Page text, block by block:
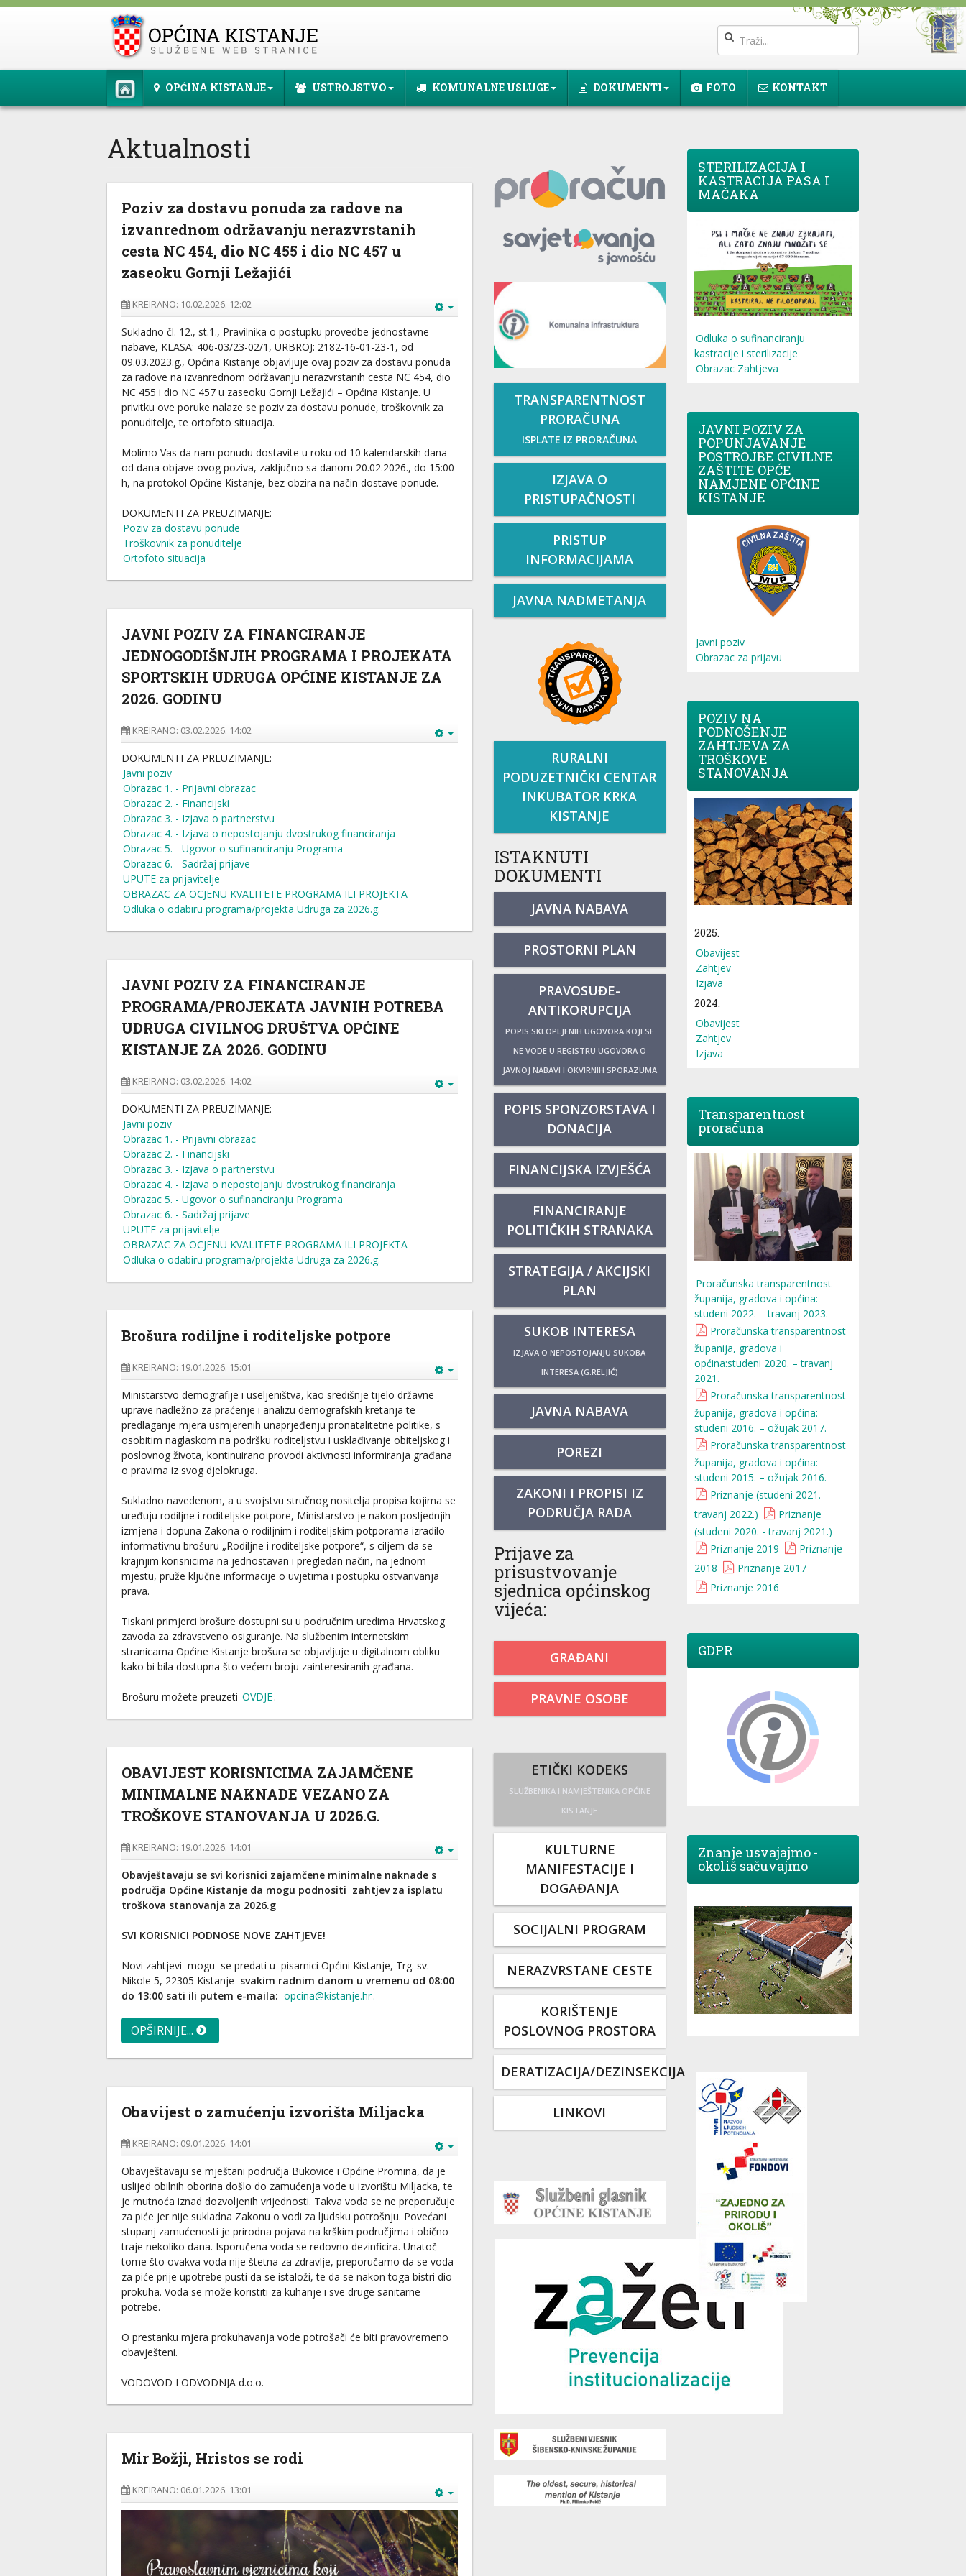
OPĆINA KISTANJE USTROJSTVO KOMUNALNE USLUGE DOKUMENTI FOTO KONTAKT
Aktualnosti
Poziv za dostavu ponuda za radove na
izvanrednom održavanju nerazvrstanih
cesta NC 454, dio NC 455 i dio NC 457 u
zaseoku Gornji Ležajići
KREIRANO: 10.02.2026. 12:02
Sukladno čl. 12., st.1., Pravilnika o postupku provedbe jednostavne
nabave, KLASA: 406-03/23-02/1, URBROJ: 2182-16-01-23-1, od
09.03.2023.g., Općina Kistanje objavljuje ovaj poziv za dostavu ponuda
za radove na izvanrednom održavanju nerazvrstanih cesta NC 454, dio
NC 455 i dio NC 457 u zaseoku Gornji Ležajići – Općina Kistanje. U
privitku ove poruke nalaze se poziv za dostavu ponude, troškovnik za
ponuditelje, te ortofoto situacija.
Molimo Vas da nam ponudu dostavite u roku od 10 kalendarskih dana
od dana objave ovog poziva, zaključno sa danom 20.02.2026., do 15:00
h, na protokol Općine Kistanje, bez obzira na način dostave ponude.
DOKUMENTI ZA PREUZIMANJE:
Poziv za dostavu ponude
Troškovnik za ponuditelje
Ortofoto situacija
JAVNI POZIV ZA FINANCIRANJE
JEDNOGODIŠNJIH PROGRAMA I PROJEKATA
SPORTSKIH UDRUGA OPĆINE KISTANJE ZA
2026. GODINU
KREIRANO: 03.02.2026. 14:02
DOKUMENTI ZA PREUZIMANJE:
Javni poziv
Obrazac 1. - Prijavni obrazac
Obrazac 2. - Financijski
Obrazac 3. - Izjava o partnerstvu
Obrazac 4. - Izjava o nepostojanju dvostrukog financiranja
Obrazac 5. - Ugovor o sufinanciranju Programa
Obrazac 6. - Sadržaj prijave
UPUTE za prijavitelje
OBRAZAC ZA OCJENU KVALITETE PROGRAMA ILI PROJEKTA
Odluka o odabiru programa/projekta Udruga za 2026.g.
JAVNI POZIV ZA FINANCIRANJE
PROGRAMA/PROJEKATA JAVNIH POTREBA
UDRUGA CIVILNOG DRUŠTVA OPĆINE
KISTANJE ZA 2026. GODINU
KREIRANO: 03.02.2026. 14:02
DOKUMENTI ZA PREUZIMANJE:
Javni poziv
Obrazac 1. - Prijavni obrazac
Obrazac 2. - Financijski
Obrazac 3. - Izjava o partnerstvu
Obrazac 4. - Izjava o nepostojanju dvostrukog financiranja
Obrazac 5. - Ugovor o sufinanciranju Programa
Obrazac 6. - Sadržaj prijave
UPUTE za prijavitelje
OBRAZAC ZA OCJENU KVALITETE PROGRAMA ILI PROJEKTA
Odluka o odabiru programa/projekta Udruga za 2026.g.
Brošura rodiljne i roditeljske potpore
KREIRANO: 19.01.2026. 15:01
Ministarstvo demografije i useljeništva, kao središnje tijelo državne
uprave nadležno za praćenje i analizu demografskih kretanja te
predlaganje mjera usmjerenih unaprjeđenju pronatalitetne politike, s
osobitim naglaskom na podršku roditeljstvu i usklađivanje obiteljskog i
poslovnog života, kontinuirano provodi aktivnosti informiranja građana
o pravima iz svog djelokruga.
Sukladno navedenom, a u svojstvu stručnog nositelja propisa kojima se
uređuju rodiljne i roditeljske potpore, Ministarstvo je nakon posljednjih
izmjena i dopuna Zakona o rodiljnim i roditeljskim potporama izradilo
informativnu brošuru „Rodiljne i roditeljske potpore“, s ciljem da se
krajnjim korisnicima na jednostavan i pregledan način, na jednom
mjestu, pruže ključne informacije o uvjetima i postupku ostvarivanja
prava.
Tiskani primjerci brošure dostupni su u područnim uredima Hrvatskog
zavoda za zdravstveno osiguranje. Na službenim internetskim
stranicama Općine Kistanje brošura se objavljuje u digitalnom obliku
kako bi bila dostupna što većem broju zainteresiranih građana.
Brošuru možete preuzeti OVDJE.
OBAVIJEST KORISNICIMA ZAJAMČENE
MINIMALNE NAKNADE VEZANO ZA
TROŠKOVE STANOVANJA U 2026.G.
KREIRANO: 19.01.2026. 14:01
Obavještavaju se svi korisnici zajamčene minimalne naknade s
područja Općine Kistanje da mogu podnositi zahtjev za isplatu
troškova stanovanja za 2026.g
SVI KORISNICI PODNOSE NOVE ZAHTJEVE!
Novi zahtjevi mogu se predati u pisarnici Općini Kistanje, Trg. sv.
Nikole 5, 22305 Kistanje svakim radnim danom u vremenu od 08:00
do 13:00 sati ili putem e-maila: opcina@kistanje.hr.
OPŠIRNIJE...
Obavijest o zamućenju izvorišta Miljacka
KREIRANO: 09.01.2026. 14:01
Obavještavaju se mještani područja Bukovice i Općine Promina, da je
uslijed obilnih oborina došlo do zamućenja vode u izvorištu Miljacka, te
je mutnoća iznad dozvoljenih vrijednosti. Takva voda se ne preporučuje
za piće jer nije sukladna Zakonu o vodi za ljudsku potrošnju. Povećani
stupanj zamućenosti je prirodna pojava na krškim područjima i obično
traje nekoliko dana. Isporučena voda se redovno dezinficira. Unatoč
tome što ovakva voda nije štetna za zdravlje, preporučamo da se voda
za piće prije upotrebe pusti da se istaloži, te da se nakon toga bistri dio
prokuha. Voda se može koristiti za kuhanje i sve druge sanitarne
potrebe.
O prestanku mjera prokuhavanja vode potrošači će biti pravovremeno
obavješteni.
VODOVOD I ODVODNJA d.o.o.
Mir Božji, Hristos se rodi
KREIRANO: 06.01.2026. 13:01
TRANSPARENTNOST
PRORAČUNA
ISPLATE IZ PRORAČUNA
IZJAVA O
PRISTUPAČNOSTI
PRISTUP
INFORMACIJAMA
JAVNA NADMETANJA
RURALNI
PODUZETNIČKI CENTAR
INKUBATOR KRKA
KISTANJE
ISTAKNUTI
DOKUMENTI
JAVNA NABAVA
PROSTORNI PLAN
PRAVOSUĐE-
ANTIKORUPCIJA
POPIS SKLOPLJENIH UGOVORA KOJI SE
NE VODE U REGISTRU UGOVORA O
JAVNOJ NABAVI I OKVIRNIH SPORAZUMA
POPIS SPONZORSTAVA I
DONACIJA
FINANCIJSKA IZVJEŠĆA
FINANCIRANJE
POLITIČKIH STRANAKA
STRATEGIJA / AKCIJSKI
PLAN
SUKOB INTERESA
IZJAVA O NEPOSTOJANJU SUKOBA
INTERESA (G.RELJIĆ)
JAVNA NABAVA
POREZI
ZAKONI I PROPISI IZ
PODRUČJA RADA
Prijave za
prisustvovanje
sjednica općinskog
vijeća:
GRAĐANI
PRAVNE OSOBE
ETIČKI KODEKS
SLUŽBENIKA I NAMJEŠTENIKA OPĆINE
KISTANJE
KULTURNE
MANIFESTACIJE I
DOGAĐANJA
SOCIJALNI PROGRAM
NERAZVRSTANE CESTE
KORIŠTENJE
POSLOVNOG PROSTORA
DERATIZACIJA/DEZINSEKCIJA
LINKOVI
STERILIZACIJA I
KASTRACIJA PASA I
MAČAKA
Odluka o sufinanciranju
kastracije i sterilizacije
Obrazac Zahtjeva
JAVNI POZIV ZA
POPUNJAVANJE
POSTROJBE CIVILNE
ZAŠTITE OPĆE
NAMJENE OPĆINE
KISTANJE
Javni poziv
Obrazac za prijavu
POZIV NA
PODNOŠENJE
ZAHTJEVA ZA
TROŠKOVE
STANOVANJA
2025.
Obavijest
Zahtjev
Izjava
2024.
Obavijest
Zahtjev
Izjava
Transparentnost
proračuna
Proračunska transparentnost
županija, gradova i općina:
studeni 2022. – travanj 2023.
Proračunska transparentnost
županija, gradova i
općina:studeni 2020. – travanj
2021.
Proračunska transparentnost
županija, gradova i općina:
studeni 2016. – ožujak 2017.
Proračunska transparentnost
županija, gradova i općina:
studeni 2015. – ožujak 2016.
Priznanje (studeni 2021. -
travanj 2022.)
Priznanje
(studeni 2020. - travanj 2021.)
Priznanje 2019
Priznanje
2018
Priznanje 2017
Priznanje 2016
GDPR
Znanje usvajajmo -
okoliš sačuvajmo